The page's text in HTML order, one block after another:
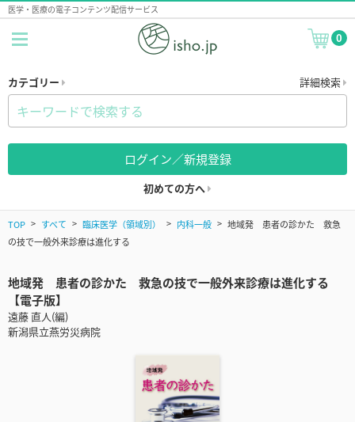
医学・医療の電子コンテンツ配信サービス
0
カテゴリー 詳細検索
ログイン／新規登録
初めての方へ
TOP すべて 臨床医学（領域別） 内科一般
地域発 患者の診かた 救急
の技で一般外来診療は進化する
地域発 患者の診かた 救急の技で一般外来診療は進化する
【電子版】
遠藤 直人(編)
新潟県立燕労災病院